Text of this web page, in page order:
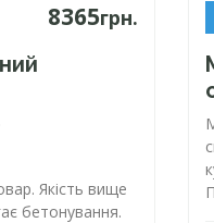
8365грн.
Якість вище
бетонування.